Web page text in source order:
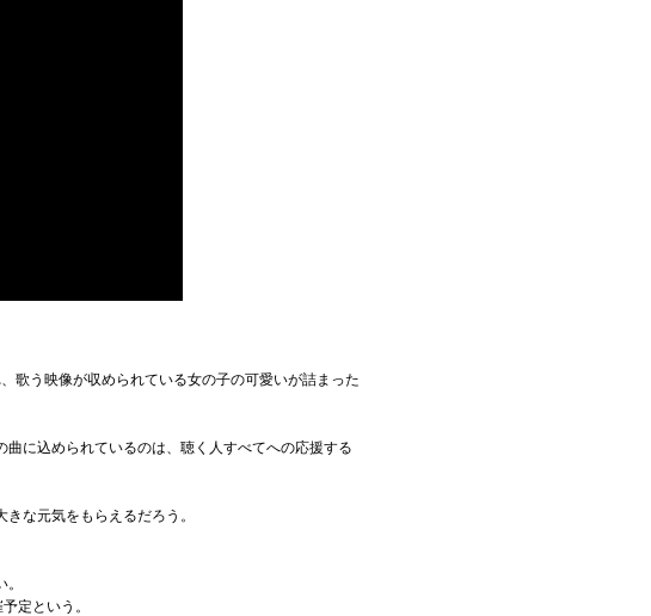
歌う映像が収められている女の子の可愛いが詰まった
に込められているのは、聴く人すべてへの応援する
な元気をもらえるだろう。
定という。